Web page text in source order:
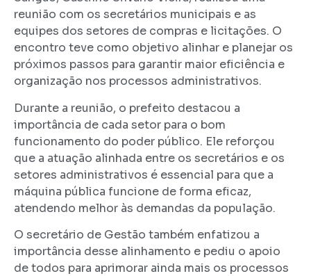
reunião com os secretários municipais e as
equipes dos setores de compras e licitações. O
encontro teve como objetivo alinhar e planejar os
próximos passos para garantir maior eficiência e
organização nos processos administrativos.
Durante a reunião, o prefeito destacou a
importância de cada setor para o bom
funcionamento do poder público. Ele reforçou
que a atuação alinhada entre os secretários e os
setores administrativos é essencial para que a
máquina pública funcione de forma eficaz,
atendendo melhor às demandas da população.
O secretário de Gestão também enfatizou a
importância desse alinhamento e pediu o apoio
de todos para aprimorar ainda mais os processos